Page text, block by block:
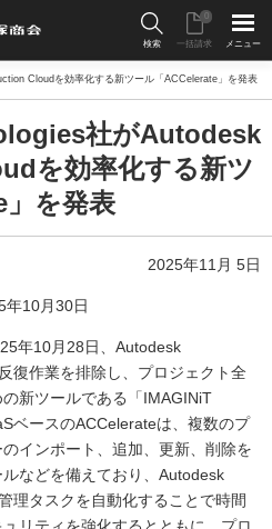
検索 一括請求
0
メニュー
Cloudを効率化する新ツール「ACCelerate」を発表
社がAutodesk
を効率化する新ツ
」を発表
2025年11月 5日
年10月30日
年10月28日、Autodesk
復作業を排除し、プロジェクト全
新ツールである「IMAGINiT
ベースのACCelerateは、複数のプ
インポート、追加、更新、削除を
などを備えており、Autodesk
理タスクを自動化することで時間